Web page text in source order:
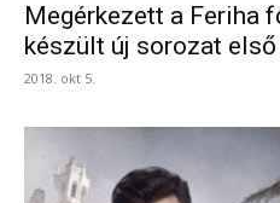
Megérkezett a Feriha
készült új sorozat
2018. okt 5.